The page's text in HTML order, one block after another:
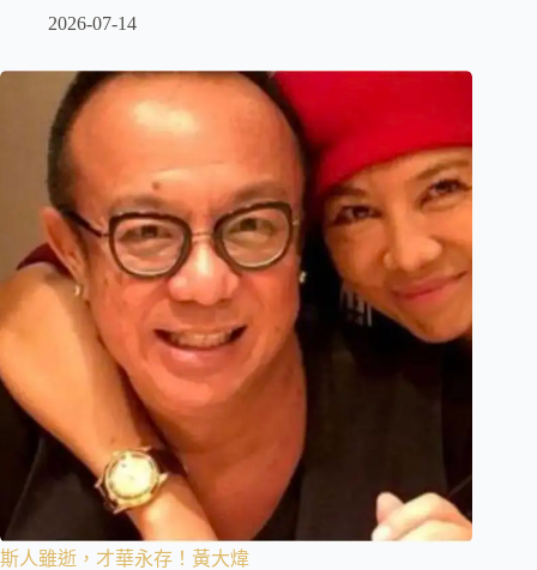
2026-07-14
斯人雖逝，才華永存！黃大煒